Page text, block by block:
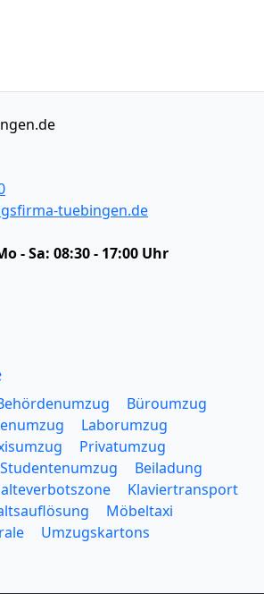
tuebingen.de
- Sa: 08:30 - 17:00 Uhr
Büroumzug
Laborumzug
Privatumzug
Studentenumzug
Beiladung
Klaviertransport
Möbeltaxi
Umzugskartons